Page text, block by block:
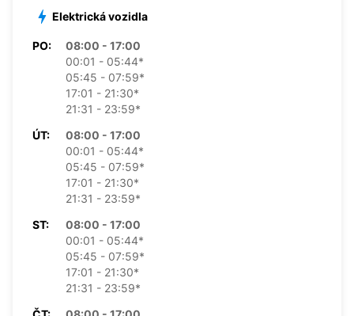
Elektrická vozidla
PO:
08:00 - 17:00
00:01 - 05:44*
05:45 - 07:59*
17:01 - 21:30*
21:31 - 23:59*
ÚT:
08:00 - 17:00
00:01 - 05:44*
05:45 - 07:59*
17:01 - 21:30*
21:31 - 23:59*
ST:
08:00 - 17:00
00:01 - 05:44*
05:45 - 07:59*
17:01 - 21:30*
21:31 - 23:59*